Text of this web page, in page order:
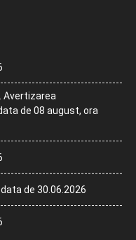
Avertizarea
de 08 august, ora
de 30.06.2026